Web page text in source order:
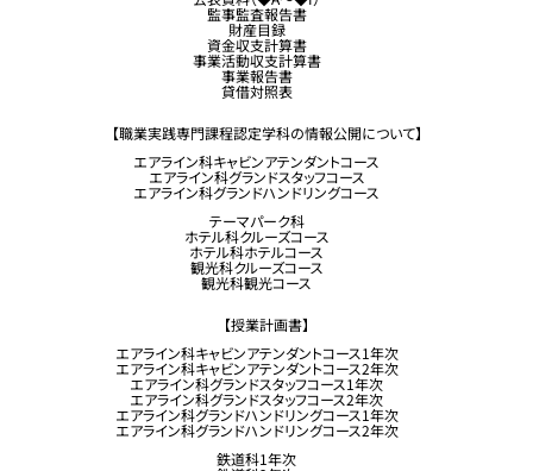
監事監査報告書
財産目録
資金収支計算書
事業活動収支計算書
事業報告書
貸借対照表
【職業実践専門課程認定学科の情報公開について】
エアライン科キャビンアテンダントコース
エアライン科グランドスタッフコース
エアライン科グランドハンドリングコース
テーマパーク科
ホテル科クルーズコース
ホテル科ホテルコース
観光科クルーズコース
観光科観光コース
【授業計画書】
エアライン科キャビンアテンダントコース1年次
エアライン科キャビンアテンダントコース2年次
エアライン科グランドスタッフコース1年次
エアライン科グランドスタッフコース2年次
エアライン科グランドハンドリングコース1年次
エアライン科グランドハンドリングコース2年次
鉄道科1年次